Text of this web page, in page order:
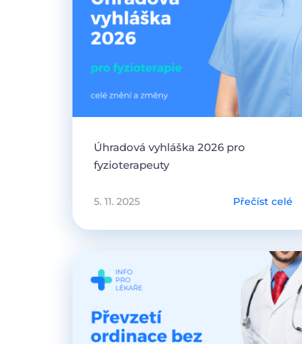
Úhradová vyhláška 2026 pro
fyzioterapeuty
5. 11. 2025 Přečíst celé